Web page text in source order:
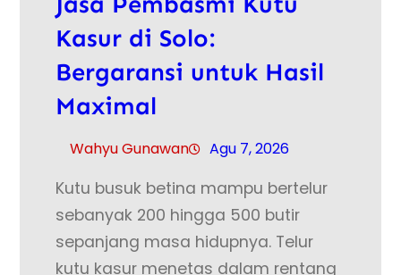
Kasur di Solo:
Bergaransi untuk Hasil
Maximal
Wahyu Gunawan Agu 7, 2026
Kutu busuk betina mampu bertelur
sebanyak 200 hingga 500 butir
sepanjang masa hidupnya. Telur
kutu kasur menetas dalam rentang